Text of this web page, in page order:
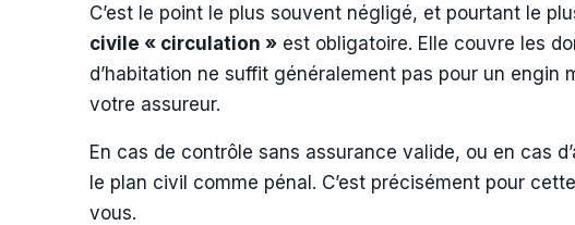
C’est le point le plus souvent négligé, et pourtant le
civile « circulation » est obligatoire. Elle couvre les
d’habitation ne suffit généralement pas pour un
votre assureur.
En cas de contrôle sans assurance valide, ou en cas
le plan civil comme pénal. C’est précisément pour
vous.